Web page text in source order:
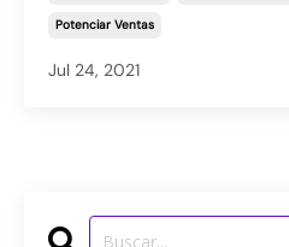
Potenciar Ventas
Jul 24, 2021